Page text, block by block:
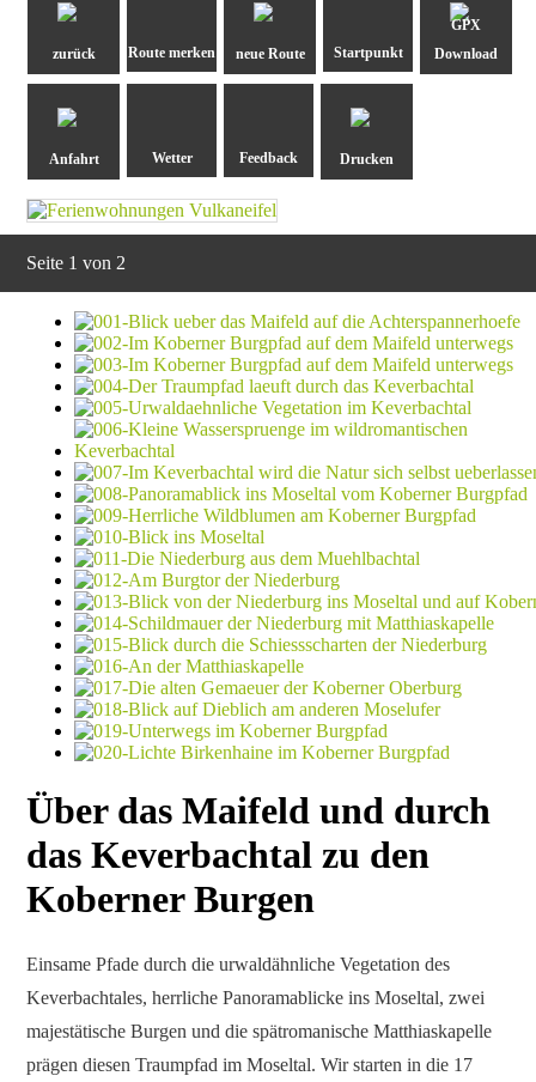
zurück neue Route
GPX
Download
Anfahrt Drucken
Seite 1 von 2
Über das Maifeld und durch
das Keverbachtal zu den
Koberner Burgen
Einsame Pfade durch die urwaldähnliche Vegetation des
Keverbachtales, herrliche Panoramablicke ins Moseltal, zwei
majestätische Burgen und die spätromanische Matthiaskapelle
prägen diesen Traumpfad im Moseltal. Wir starten in die 17